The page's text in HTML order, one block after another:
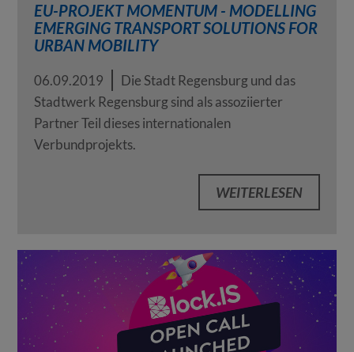
EU-PROJEKT MOMENTUM - MODELLING
EMERGING TRANSPORT SOLUTIONS FOR
URBAN MOBILITY
06.09.2019
Die Stadt Regensburg und das
Stadtwerk Regensburg sind als assoziierter
Partner Teil dieses internationalen
Verbundprojekts.
WEITERLESEN